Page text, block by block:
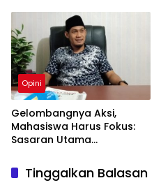
Opini
Gelombangnya Aksi,
Mahasiswa Harus Fokus:
Sasaran Utama
RakyatTinggalkan Balasan